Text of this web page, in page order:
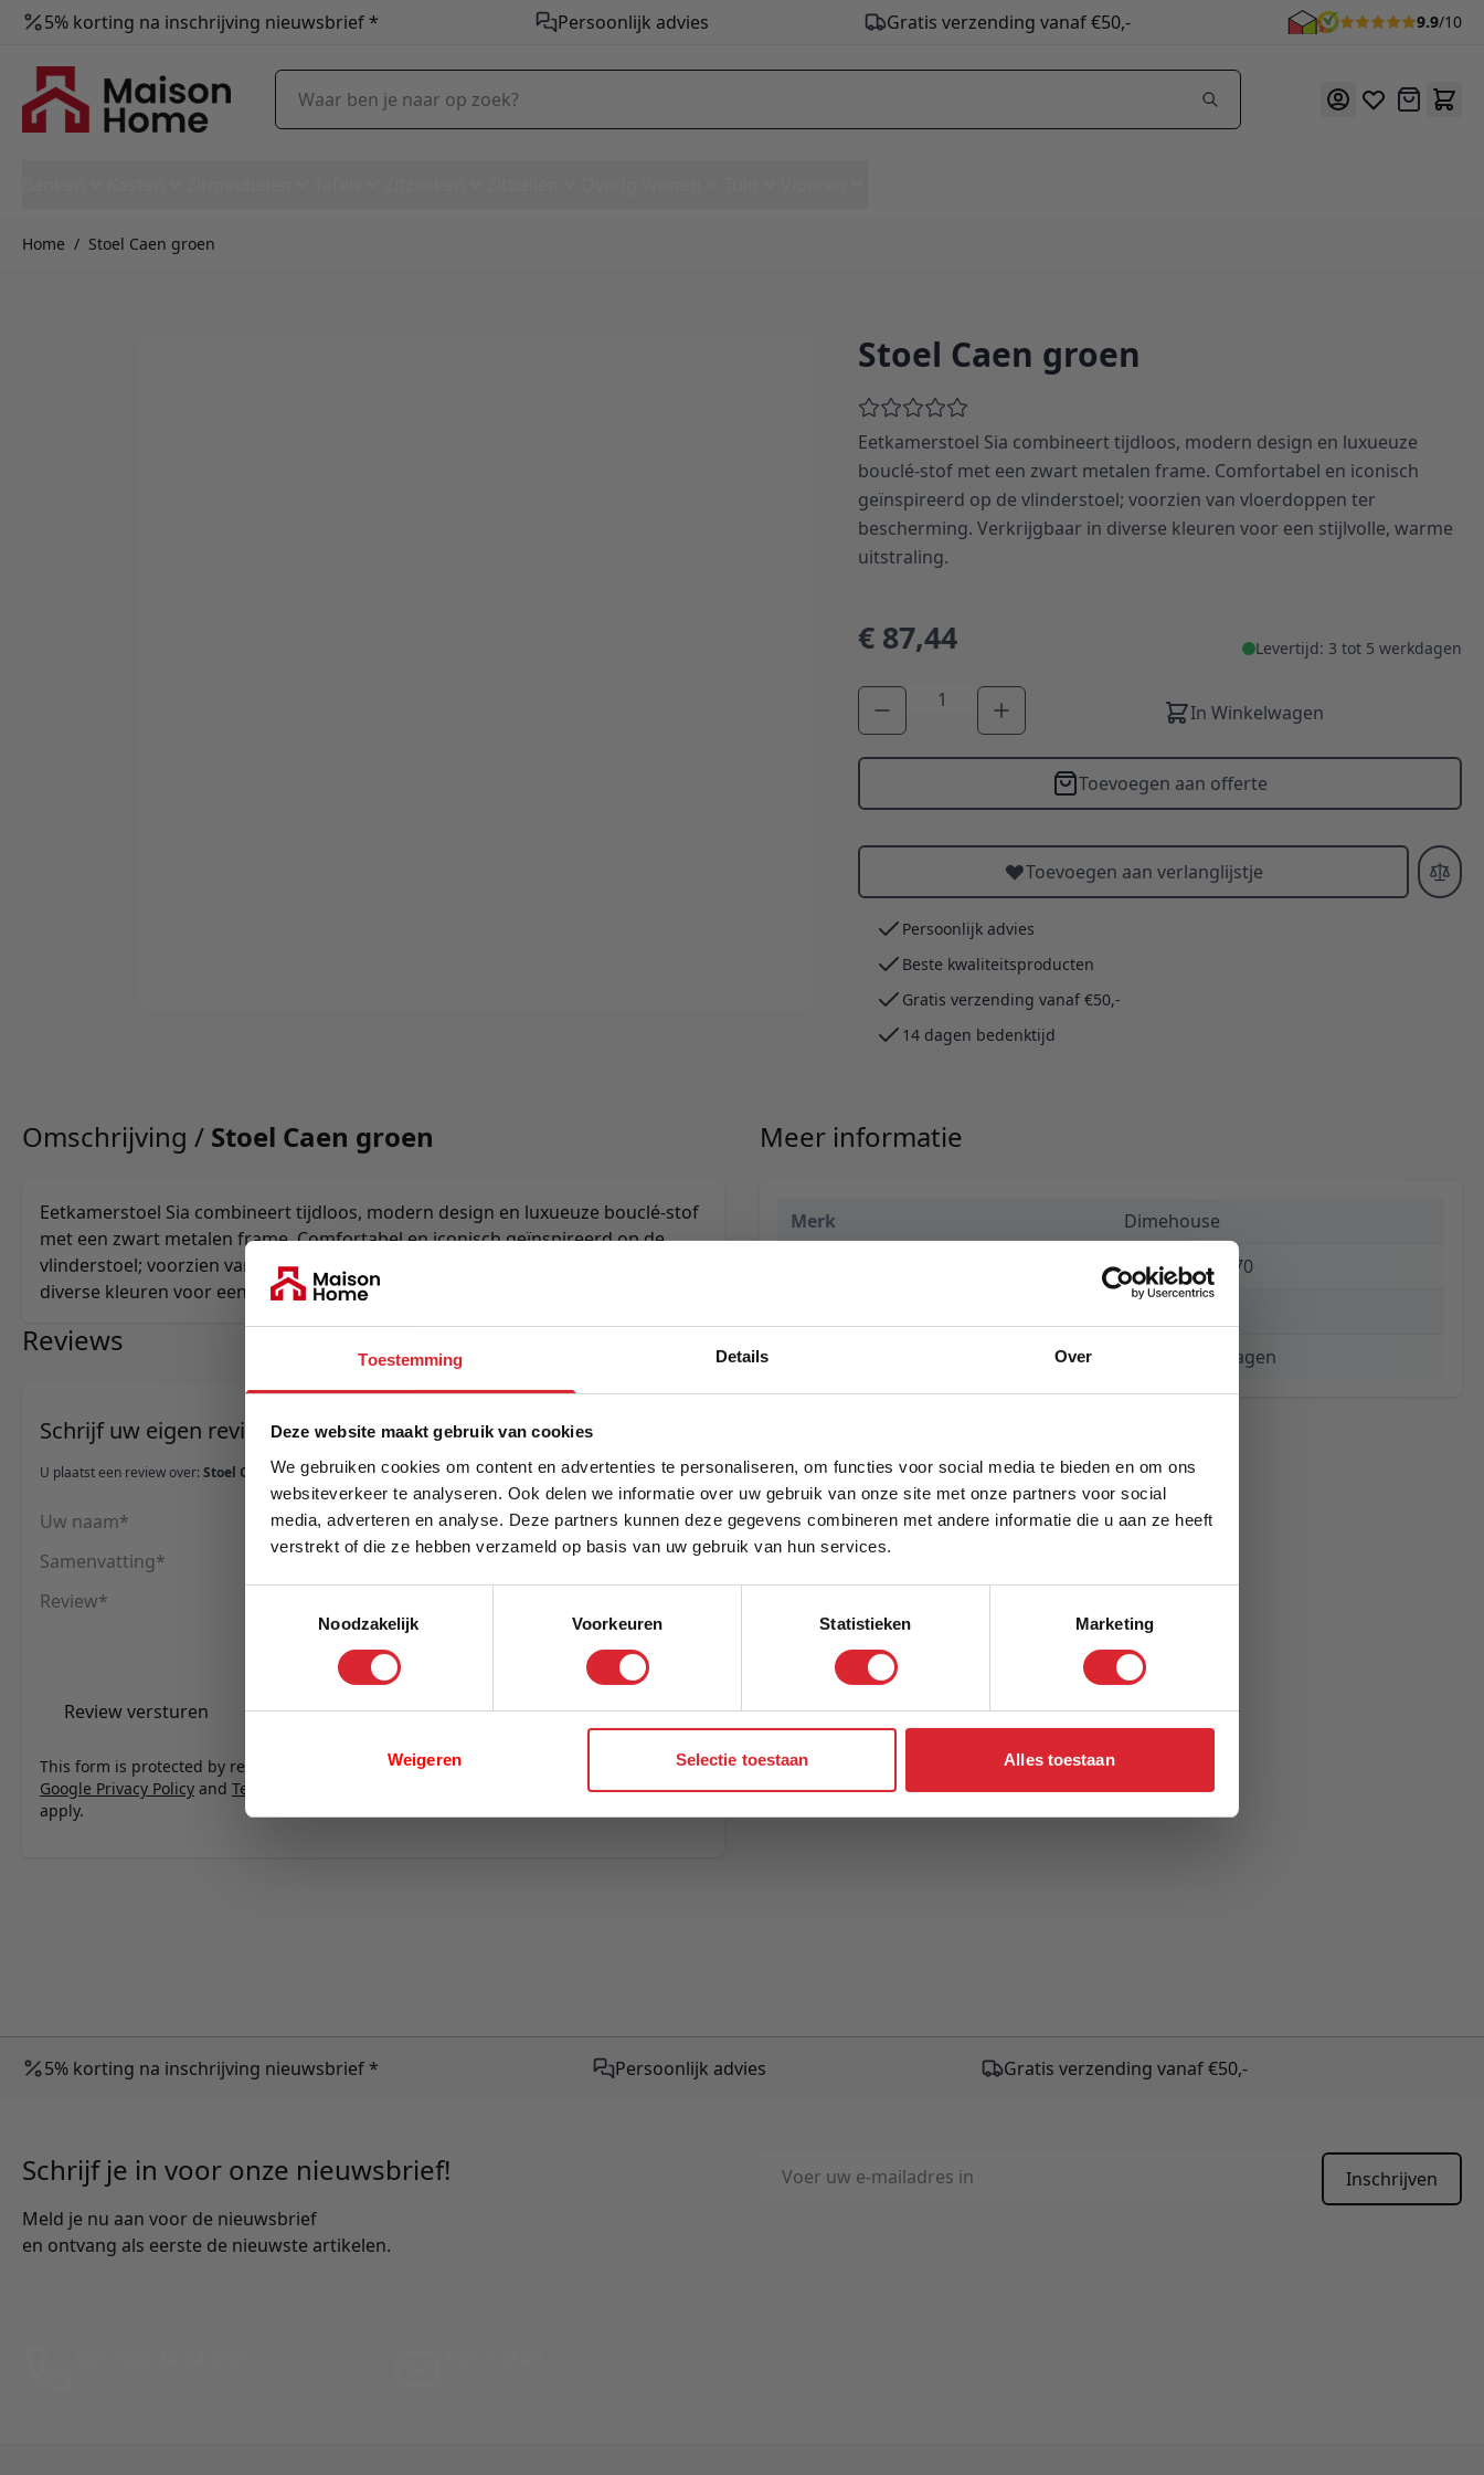
Toestemming Details Over
Deze website maakt gebruik van cookies
We gebruiken cookies om content en advertenties te personaliseren, om functies voor social media te bieden en om ons
websiteverkeer te analyseren. Ook delen we informatie over uw gebruik van onze site met onze partners voor social
media, adverteren en analyse. Deze partners kunnen deze gegevens combineren met andere informatie die u aan ze heeft
verstrekt of die ze hebben verzameld op basis van uw gebruik van hun services.
Noodzakelijk
Voorkeuren Statistieken Marketing
Weigeren Selectie toestaan Alles toestaan
5% korting na inschrijving nieuwsbrief * Persoonlijk advies Gratis verzending vanaf €50,- 9.9/10
Offerte
Waar ben je naar op zoek?
Home / Stoel Caen groen
Stoel Caen groen
Eetkamerstoel Sia combineert tijdloos, modern design en luxueuze
bouclé-stof met een zwart metalen frame. Comfortabel en iconisch
geïnspireerd op de vlinderstoel; voorzien van vloerdoppen ter
bescherming. Verkrijgbaar in diverse kleuren voor een stijlvolle, warme
uitstraling.
€ 87,44 Levertijd: 3 tot 5 werkdagen
Aantal
In Winkelwagen
Toevoegen aan offerte
Toevoegen aan verlanglijstje
Persoonlijk advies
Beste kwaliteitsproducten
Gratis verzending vanaf €50,-
14 dagen bedenktijd
Omschrijving / Stoel Caen groen
Eetkamerstoel Sia combineert tijdloos, modern design en luxueuze bouclé-stof
met een zwart metalen frame. Comfortabel en iconisch geïnspireerd op de
vlinderstoel; voorzien van vloerdoppen ter bescherming. Verkrijgbaar in
diverse kleuren voor een stijlvolle, warme uitstraling.
Reviews
Schrijf uw eigen review
U plaatst een review over: Stoel Caen groen
Uw naam
Samenvatting
Review
Review versturen
This form is protected by reCAPTCHA - the
Google Privacy Policy and Terms of Service
apply.
Meer informatie
Merk
Dimehouse
8720239841770
3 tot 5 werkdagen
5% korting na inschrijving nieuwsbrief * Persoonlijk advies Gratis verzending vanaf €50,-
Schrijf je in voor onze nieuwsbrief!
Meld je nu aan voor de nieuwsbrief
en ontvang als eerste de nieuwste artikelen.
E-mailadres
Inschrijven
5% Korting
Schrijf je in en ontvang direct een kortingscode